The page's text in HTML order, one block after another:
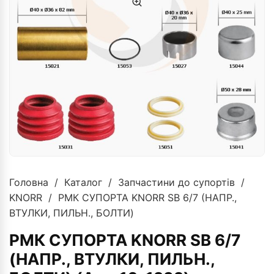
Головна / Каталог / Запчастини до супортів /
KNORR / РМК СУПОРТА KNORR SB 6/7 (НАПР.,
ВТУЛКИ, ПИЛЬН., БОЛТИ)
РМК СУПОРТА KNORR SB 6/7
(НАПР., ВТУЛКИ, ПИЛЬН.,